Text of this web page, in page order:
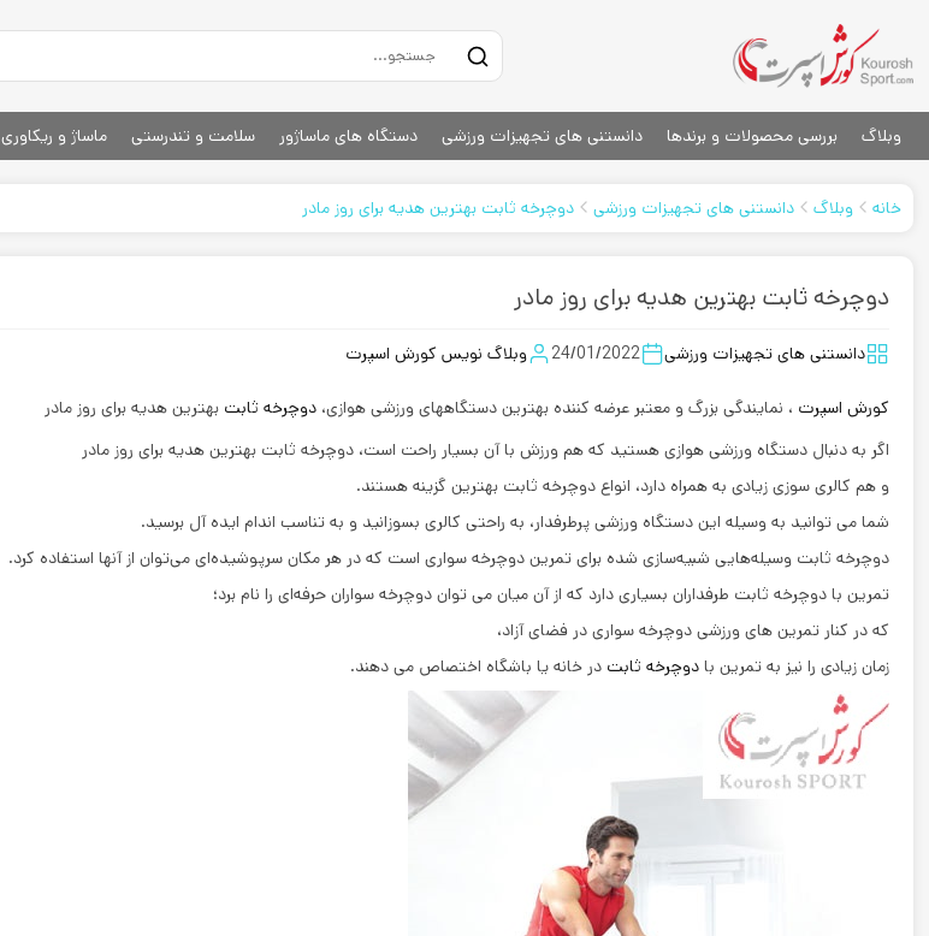
وبلاگ بررسی محصولات و برندها دانستنی های تجهیزات ورزشی دستگاه های ماساژور سلامت و تندرستی ماساژ و ریکاوری
خانه وبلاگ دانستنی های تجهیزات ورزشی دوچرخه ثابت بهترین هدیه برای روز مادر
دوچرخه ثابت بهترین هدیه برای روز مادر
دانستنی های تجهیزات ورزشی 24/01/2022 وبلاگ نویس کورش اسپرت
کورش اسپرت ، نمایندگی بزرگ و معتبر عرضه کننده بهترین دستگاههای ورزشی هوازی،دوچرخه ثابت بهترین هدیه برای روز مادر
اگر به دنبال دستگاه ورزشی هوازی هستید که هم ورزش با آن بسیار راحت است، دوچرخه ثابت بهترین هدیه برای روز مادر
و هم کالری سوزی زیادی به همراه دارد، انواع دوچرخه ثابت بهترین گزینه هستند.
شما می توانید به وسیله این دستگاه ورزشی پرطرفدار، به راحتی کالری بسوزانید و به تناسب اندام ایده آل برسید.
دوچرخه ثابت وسیله‌هایی شبیه‌سازی شده برای تمرین دوچرخه سواری است که در هر مکان سرپوشیده‌ای می‌توان از آنها استفاده کرد.
تمرین با دوچرخه ثابت طرفداران بسیاری دارد که از آن میان می ‌توان دوچرخه سواران حرفه‌ای را نام برد؛
که در کنار تمرین ‌های ورزشی دوچرخه سواری در فضای آزاد،
زمان زیادی را نیز به تمرین بادوچرخه ثابت در خانه یا باشگاه اختصاص می ‌دهند.